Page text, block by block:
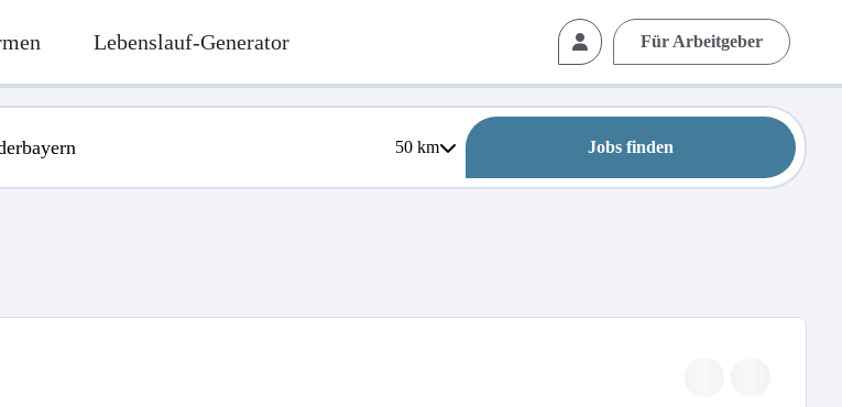
Lebenslauf-Generator Für Arbeitgeber
50km Jobs finden